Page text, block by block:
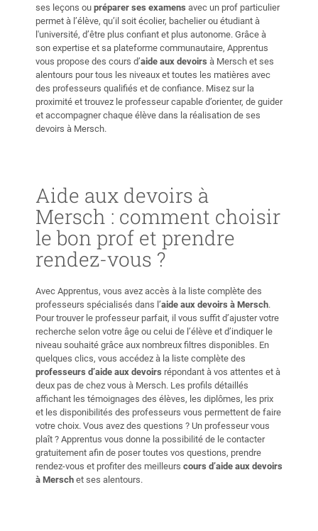
ses leçons ou préparer ses examens avec un prof particulier
permet à l’élève, qu’il soit écolier, bachelier ou étudiant à
l'université, d’être plus confiant et plus autonome. Grâce à
son expertise et sa plateforme communautaire, Apprentus
vous propose des cours d’aide aux devoirs à Mersch et ses
alentours pour tous les niveaux et toutes les matières avec
des professeurs qualifiés et de confiance. Misez sur la
proximité et trouvez le professeur capable d’orienter, de guider
et accompagner chaque élève dans la réalisation de ses
devoirs à Mersch.
Aide aux devoirs à
Mersch : comment choisir
le bon prof et prendre
rendez-vous ?
Avec Apprentus, vous avez accès à la liste complète des
professeurs spécialisés dans l’aide aux devoirs à Mersch.
Pour trouver le professeur parfait, il vous suffit d’ajuster votre
recherche selon votre âge ou celui de l’élève et d’indiquer le
niveau souhaité grâce aux nombreux filtres disponibles. En
quelques clics, vous accédez à la liste complète des
professeurs d’aide aux devoirs répondant à vos attentes et à
deux pas de chez vous à Mersch. Les profils détaillés
affichant les témoignages des élèves, les diplômes, les prix
et les disponibilités des professeurs vous permettent de faire
votre choix. Vous avez des questions ? Un professeur vous
plaît ? Apprentus vous donne la possibilité de le contacter
gratuitement afin de poser toutes vos questions, prendre
rendez-vous et profiter des meilleurs cours d’aide aux devoirs
à Mersch et ses alentours.